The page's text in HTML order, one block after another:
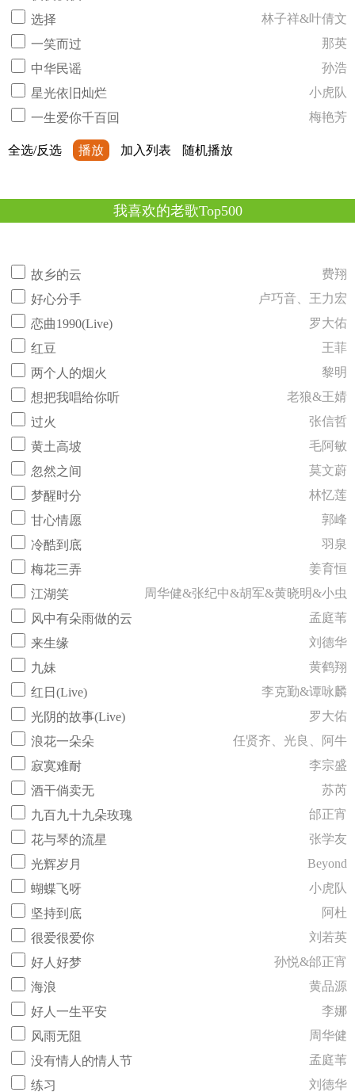
选择
林子祥&叶倩文
一笑而过
那英
中华民谣
孙浩
星光依旧灿烂
小虎队
一生爱你千百回
梅艳芳
全选/反选 播放 加入列表 随机播放
我喜欢的老歌Top500
故乡的云
费翔
好心分手
卢巧音、王力宏
恋曲1990(Live)
罗大佑
红豆
王菲
两个人的烟火
黎明
想把我唱给你听
老狼&王婧
过火
张信哲
黄土高坡
毛阿敏
忽然之间
莫文蔚
梦醒时分
林忆莲
甘心情愿
郭峰
冷酷到底
羽泉
梅花三弄
姜育恒
江湖笑
周华健&张纪中&胡军&黄晓明&小虫
风中有朵雨做的云
孟庭苇
来生缘
刘德华
九妹
黄鹤翔
红日(Live)
李克勤&谭咏麟
光阴的故事(Live)
罗大佑
浪花一朵朵
任贤齐、光良、阿牛
寂寞难耐
李宗盛
酒干倘卖无
苏芮
九百九十九朵玫瑰
邰正宵
花与琴的流星
张学友
光辉岁月
Beyond
蝴蝶飞呀
小虎队
坚持到底
阿杜
很爱很爱你
刘若英
好人好梦
孙悦&邰正宵
海浪
黄品源
好人一生平安
李娜
风雨无阻
周华健
没有情人的情人节
孟庭苇
练习
刘德华